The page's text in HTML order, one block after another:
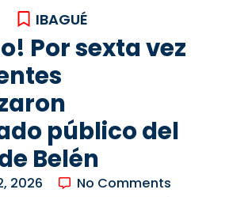
IBAGUÉ
Por sexta vez
público del
Belén
2026 No Comments